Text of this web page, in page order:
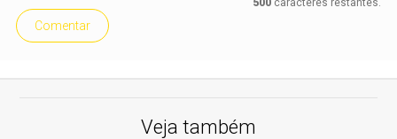
500caracteres restantes.
Comentar
Veja também